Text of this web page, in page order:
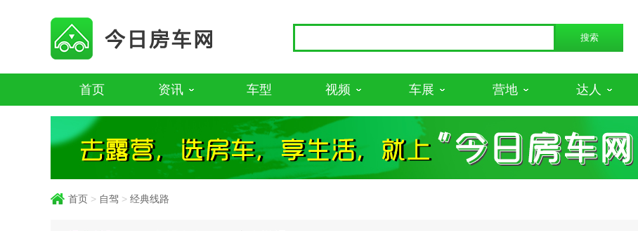
首页 资讯 车型 视频 车展 营地 达人
首页 > 自驾 > 经典线路